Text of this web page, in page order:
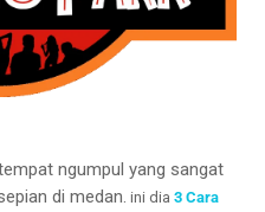
ngumpul yang sangat
di medan. ini dia 3 Cara